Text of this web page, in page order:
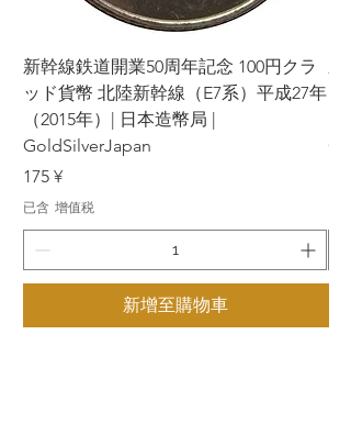
新幹線鉄道開業50周年記念 100円クラ
ッド貨幣 北陸新幹線（E7系）平成27年
（2015年）| 日本造幣局 |
GoldSilverJapan
價格
175 ¥
已含 增值税
新增至購物車